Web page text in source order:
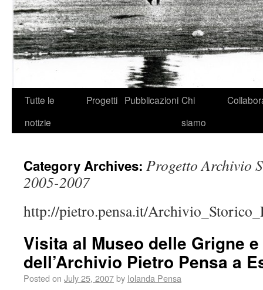
Tutte le
notizie
Progetti Pubblicazioni Chi
siamo
Category Archives: Progetto Archivio
2005-2007
http://pietro.pensa.it/
Visita al Museo delle Grigne
dell’Archivio Pietro Pensa a
Posted on July 25, 2007by Iolanda Pensa